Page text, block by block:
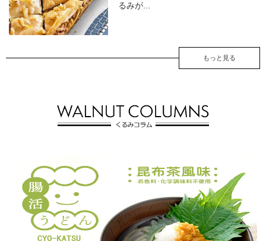
るみが...
もっと見る